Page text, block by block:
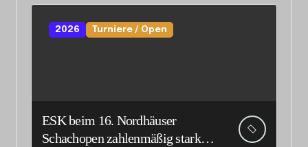
2026 Turniere / Open
ESK beim 16. Nordhäuser
Schachopen zahlenmäßig stark